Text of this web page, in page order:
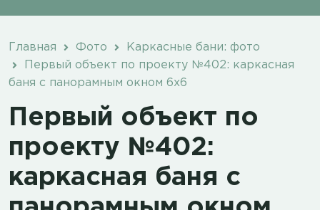
Главная Фото
Каркасные бани: фото
Первый объект по проекту №402: каркасная
баня с панорамным окном 6х6
Первый объект по
проекту №402:
каркасная баня с